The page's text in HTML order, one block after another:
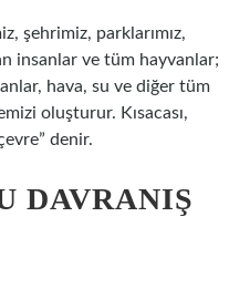
şehrimiz, parklarımız,
insanlar ve tüm hayvanlar;
hava, su ve diğer tüm
oluşturur. Kısacası,
denir.
DAVRANIŞ